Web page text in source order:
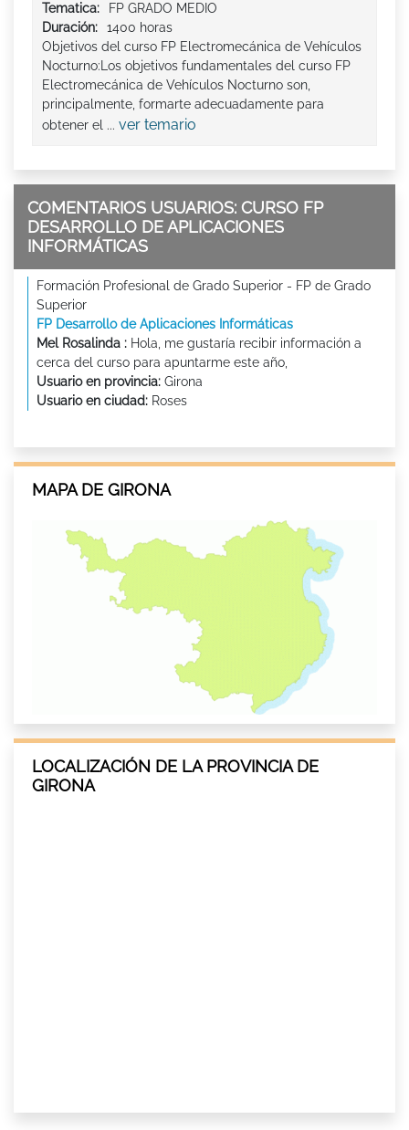
Tematica:
FP GRADO MEDIO
Duración:
1400 horas
Objetivos del curso FP Electromecánica de Vehículos
Nocturno:Los objetivos fundamentales del curso FP
Electromecánica de Vehículos Nocturno son,
principalmente, formarte adecuadamente para
obtener el ... ver temario
COMENTARIOS USUARIOS: CURSO FP
DESARROLLO DE APLICACIONES
INFORMÁTICAS
Formación Profesional de Grado Superior - FP de Grado
Superior
FP Desarrollo de Aplicaciones Informáticas
Mel Rosalinda : Hola, me gustaría recibir información a
cerca del curso para apuntarme este año,
Usuario en provincia: Girona
Usuario en ciudad: Roses
MAPA DE GIRONA
LOCALIZACIÓN DE LA PROVINCIA DE
GIRONA